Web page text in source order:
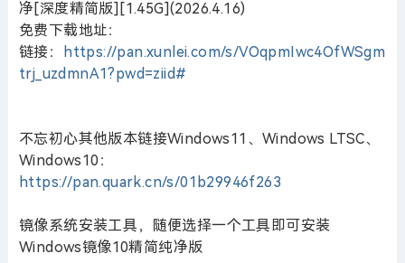
净[深度精简版][1.45G](2026.4.16)
免费下载地址：
链接：
https://pan.xunlei.com/s/VOqpmIwc4OfWSgm
trj_uzdmnA1?pwd=ziid#
不忘初心其他版本链接Windows11、Windows LTSC、
Windows10：
https://pan.quark.cn/s/01b29946f263
镜像系统安装工具，随便选择一个工具即可安装
Windows镜像10精简纯净版